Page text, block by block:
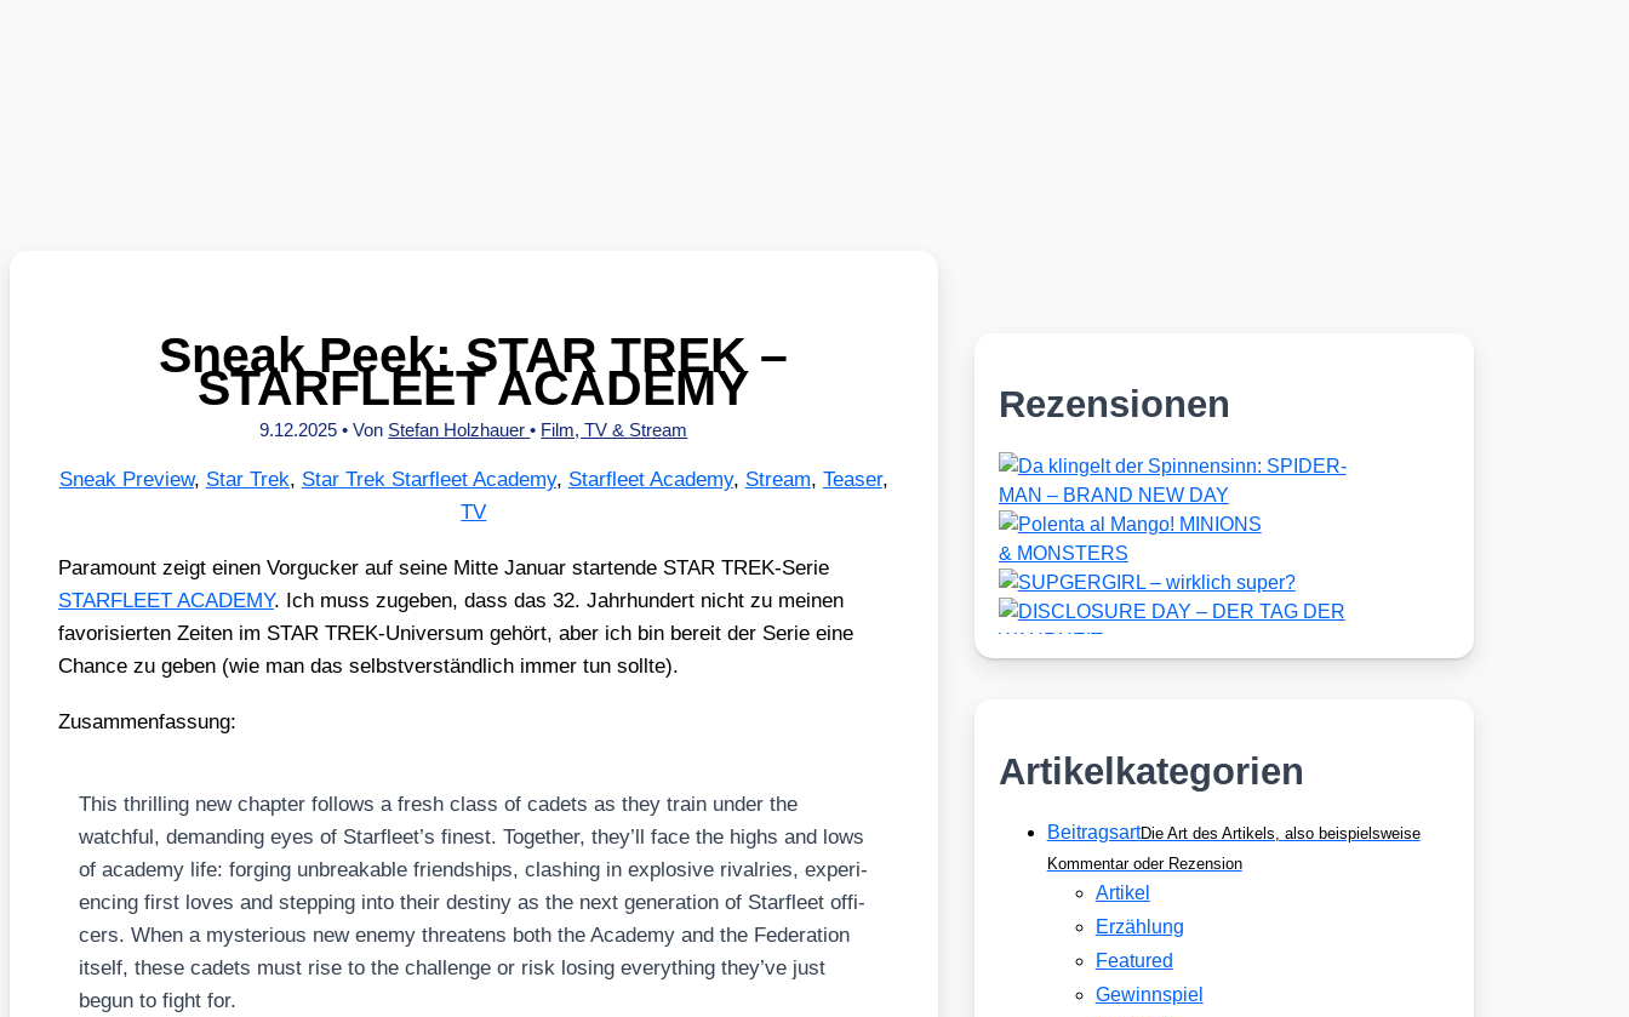
Sneak Peek: STAR TREK –
STARFLEET ACADEMY
9.12.2025• Von Stefan Holzhauer• Film, TV & Stream
Sneak Preview, Star Trek, Star Trek Starfleet Academy, Starfleet Academy, Stream, Teaser,
TV
Para­mount zeigt einen Vor­gu­cker auf sei­ne Mit­te Janu­ar star­ten­de STAR TREK-Serie
STARFLEET ACADEMY. Ich muss zuge­ben, dass das 32. Jahr­hun­dert nicht zu mei­nen
favo­ri­sier­ten Zei­ten im STAR TREK-Uni­ver­sum gehört, aber ich bin bereit der Serie eine
Chan­ce zu geben (wie man das selbst­ver­ständ­lich immer tun soll­te).
Zusam­men­fas­sung:
This thril­ling new chap­ter fol­lows a fresh class of cadets as they train under the
watchful, deman­ding eyes of Starfleet’s finest. Tog­e­ther, they’ll face the highs and lows
of aca­de­my life: for­ging unbre­aka­ble fri­end­ships, clas­hing in explo­si­ve rival­ries, expe­ri­
en­cing first loves and step­ping into their desti­ny as the next gene­ra­ti­on of Star­fleet offi­
cers. When a mys­te­rious new ene­my threa­tens both the Aca­de­my and the Fede­ra­ti­on
its­elf, the­se cadets must rise to the chall­enge or risk losing ever­y­thing they’ve just
begun to fight for.
Rezensionen
Artikelkategorien
BeitragsartDie Art des Artikels, also beispielsweise
Kommentar oder Rezension
Artikel
Erzählung
Featured
Gewinnspiel